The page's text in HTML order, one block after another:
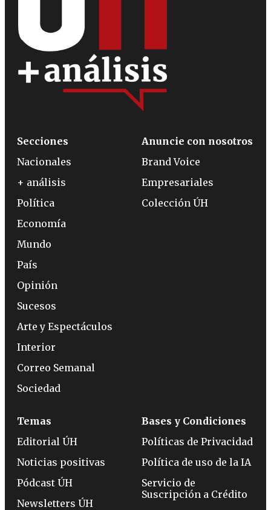
Secciones
Nacionales
+ análisis
Política
Economía
Mundo
País
Opinión
Sucesos
Arte y Espectáculos
Interior
Correo Semanal
Sociedad
Anuncie con nosotros
Brand Voice
Empresariales
Colección ÚH
Temas
Editorial ÚH
Noticias positivas
Pódcast ÚH
Newsletters ÚH
Bases y Condiciones
Políticas de Privacidad
Política de uso de la IA
Servicio de
Suscripción a Crédito